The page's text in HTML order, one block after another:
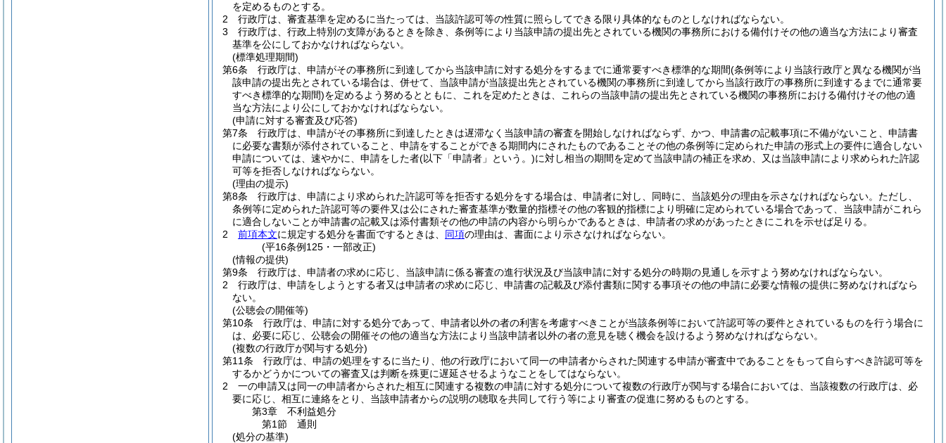
を定めるものとする。
2
行政庁は、審査基準を定めるに当たっては、当該許認可等の性質に照らしてできる限り具体的なものとしなければならない。
3
行政庁は、行政上特別の支障があるときを除き、条例等により当該申請の提出先とされている機関の事務所における備付けその他の適当な方法により審査
基準を公にしておかなければならない。
(標準処理期間)
第6条
行政庁は、申請がその事務所に到達してから当該申請に対する処分をするまでに通常要すべき標準的な期間(条例等により当該行政庁と異なる機関が当
該申請の提出先とされている場合は、併せて、当該申請が当該提出先とされている機関の事務所に到達してから当該行政庁の事務所に到達するまでに通常要
すべき標準的な期間)を定めるよう努めるとともに、これを定めたときは、これらの当該申請の提出先とされている機関の事務所における備付けその他の適
当な方法により公にしておかなければならない。
(申請に対する審査及び応答)
第7条
行政庁は、申請がその事務所に到達したときは遅滞なく当該申請の審査を開始しなければならず、かつ、申請書の記載事項に不備がないこと、申請書
に必要な書類が添付されていること、申請をすることができる期間内にされたものであることその他の条例等に定められた申請の形式上の要件に適合しない
申請については、速やかに、申請をした者(以下「申請者」という。)に対し相当の期間を定めて当該申請の補正を求め、又は当該申請により求められた許認
可等を拒否しなければならない。
(理由の提示)
第8条
行政庁は、申請により求められた許認可等を拒否する処分をする場合は、申請者に対し、同時に、当該処分の理由を示さなければならない。 ただし、
条例等に定められた許認可等の要件又は公にされた審査基準が数量的指標その他の客観的指標により明確に定められている場合であって、当該申請がこれら
に適合しないことが申請書の記載又は添付書類その他の申請の内容から明らかであるときは、申請者の求めがあったときにこれを示せば足りる。
2
前項本文に規定する処分を書面でするときは、 同項の理由は、書面により示さなければならない。
(平16条例125・一部改正)
(情報の提供)
第9条
行政庁は、申請者の求めに応じ、当該申請に係る審査の進行状況及び当該申請に対する処分の時期の見通しを示すよう努めなければならない。
2
行政庁は、申請をしようとする者又は申請者の求めに応じ、申請書の記載及び添付書類に関する事項その他の申請に必要な情報の提供に努めなければなら
ない。
(公聴会の開催等)
第10条
行政庁は、申請に対する処分であって、申請者以外の者の利害を考慮すべきことが当該条例等において許認可等の要件とされているものを行う場合に
は、必要に応じ、公聴会の開催その他の適当な方法により当該申請者以外の者の意見を聴く機会を設けるよう努めなければならない。
(複数の行政庁が関与する処分)
第11条
行政庁は、申請の処理をするに当たり、他の行政庁において同一の申請者からされた関連する申請が審査中であることをもって自らすべき許認可等を
するかどうかについての審査又は判断を殊更に遅延させるようなことをしてはならない。
2
一の申請又は同一の申請者からされた相互に関連する複数の申請に対する処分について複数の行政庁が関与する場合においては、当該複数の行政庁は、必
要に応じ、相互に連絡をとり、当該申請者からの説明の聴取を共同して行う等により審査の促進に努めるものとする。
第3章
不利益処分
第1節
通則
(処分の基準)